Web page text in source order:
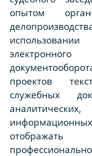
опытом
проектов
служебных